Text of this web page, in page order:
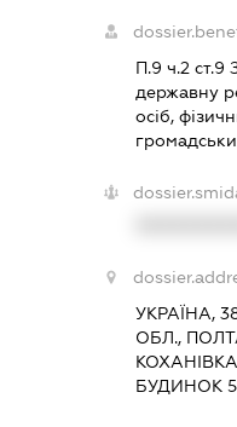
П.9 ч.2 ст.9
державну
осіб,
УКРАЇНА,
ОБЛ.,
БУДИНОК